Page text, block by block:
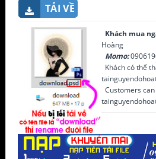
TẢI VỀ
Khách mua
Hoàng
Momo:
Khách có thể
Customers